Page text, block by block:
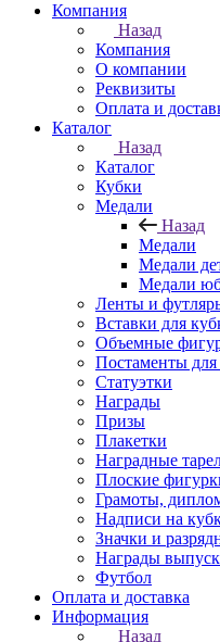
Компания
Назад
Компания
О компании
Реквизиты
Оплата и
Каталог
Назад
Каталог
Кубки
Медали
Назад
Медали
Медали
Медали
Ленты и
Вставки для
Объемные
Постаменты
Статуэтки
Награды
Призы
Плакетки
Наградные
Плоские
Грамоты,
Надписи на
Значки и
Награды
Футбол
Оплата и доставка
Информация
Назад